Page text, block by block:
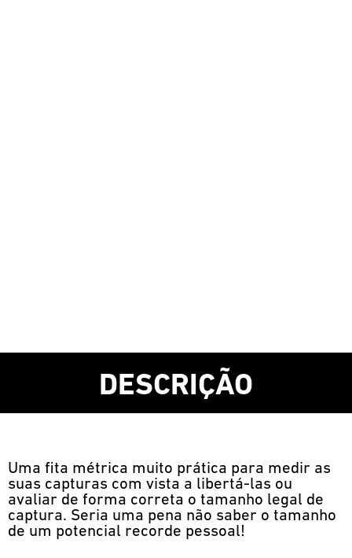
DESCRIÇÃO
Uma fita métrica muito prática para medir as
suas capturas com vista a libertá-las ou
avaliar de forma correta o tamanho legal de
captura. Seria uma pena não saber o tamanho
de um potencial recorde pessoal!